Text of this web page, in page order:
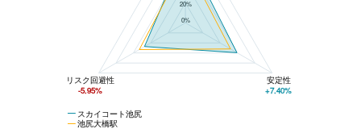
20%
0%
スカイコート池尻
池尻大橋駅
リスク回避性
-5.95%
安定性
+7.40%